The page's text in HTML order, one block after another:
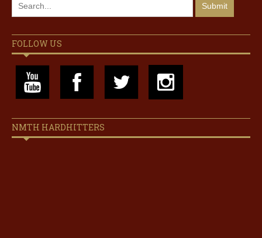
FOLLOW US
NMTH HARDHITTERS